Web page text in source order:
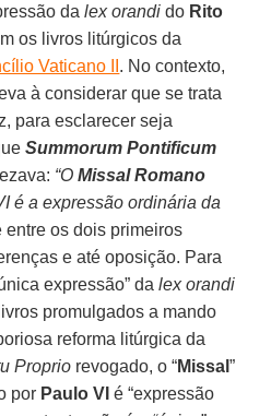
dalex orandi do Rito
os livros litúrgicos da
Vaticano II . No contexto,
à considerar que se trata
para esclarecer seja
Summorum Pontificum
“OMissal Romano
é a expressão ordinária da
entre os dois primeiros
e até oposição. Para
expressão” dalex orandi
promulgados a mando
reforma litúrgica da
Proprio revogado, o “Missal”
por Paulo VI é “expressão